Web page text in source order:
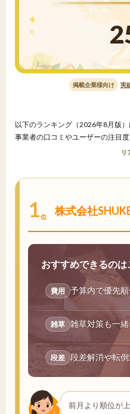
掲載企業様向け 実
以下のランキング（2026年8月版
事業者の口コミやユーザーの注目
リ
1位 株式会社
おすすめできるのは
費用 予算内で優先
雑草 雑草対策も一
段差 段差解消や転
前月より順位が